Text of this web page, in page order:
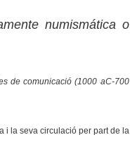
numismática o
de comunicació (1000 aC-700
i la seva circulació per part de la